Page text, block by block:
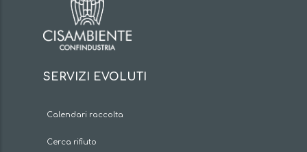
SERVIZI EVOLUTI
Calendari raccolta
Cerca rifiuto